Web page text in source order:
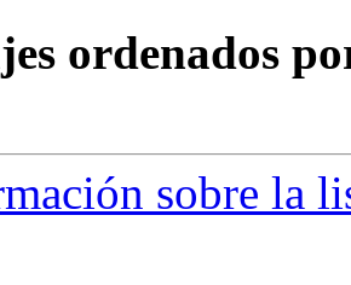
ordenados
sobre la